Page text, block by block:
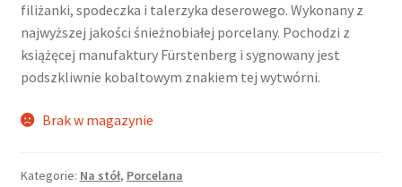
filiżanki, spodeczka i talerzyka deserowego. Wykonany z
najwyższej jakości śnieżnobiałej porcelany. Pochodzi z
książęcej manufaktury Fürstenberg i sygnowany jest
podszkliwnie kobaltowym znakiem tej wytwórni.
Brak w magazynie
Kategorie: Na stół, Porcelana